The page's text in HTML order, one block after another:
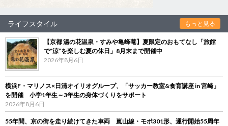
ライフスタイル もっと見る
【京都 湯の花温泉・すみや亀峰菴】夏限定のおもてなし「旅館
で“涼”を楽しむ夏の休日」8月末まで開催中
2026年8月6日
横浜F・マリノス×日清オイリオグループ、「サッカー教室&食育講座 in 宮崎」
を開催 小学1年生～3年生の身体づくりをサポート
2026年8月6日
55年間、京の街を走り続けてきた車両 嵐山線・モボ301形、運行開始55周年